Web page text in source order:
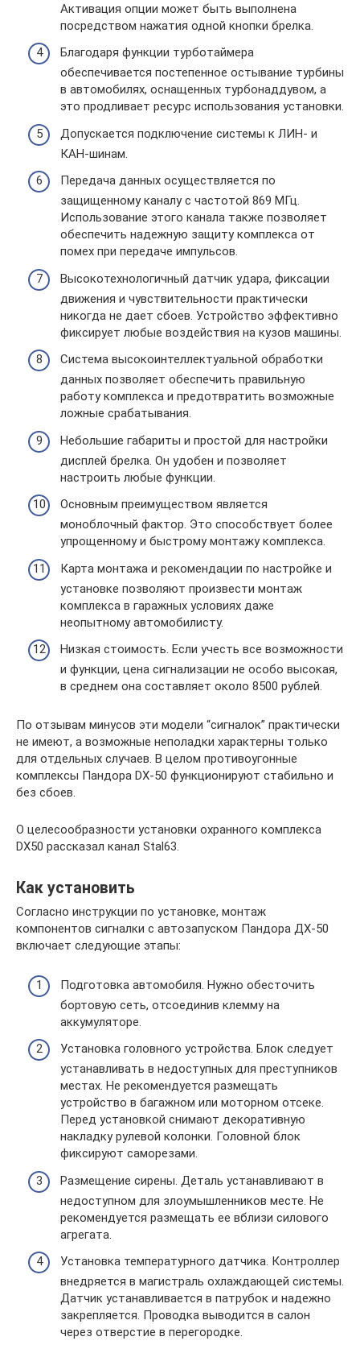
Активация опции может быть выполнена
посредством нажатия одной кнопки брелка.
Благодаря функции турботаймера
обеспечивается постепенное остывание турбины
в автомобилях, оснащенных турбонаддувом, а
это продливает ресурс использования установки.
Допускается подключение системы к ЛИН- и
КАН-шинам.
Передача данных осуществляется по
защищенному каналу с частотой 869 МГц.
Использование этого канала также позволяет
обеспечить надежную защиту комплекса от
помех при передаче импульсов.
Высокотехнологичный датчик удара, фиксации
движения и чувствительности практически
никогда не дает сбоев. Устройство эффективно
фиксирует любые воздействия на кузов машины.
Система высокоинтеллектуальной обработки
данных позволяет обеспечить правильную
работу комплекса и предотвратить возможные
ложные срабатывания.
Небольшие габариты и простой для настройки
дисплей брелка. Он удобен и позволяет
настроить любые функции.
Основным преимуществом является
моноблочный фактор. Это способствует более
упрощенному и быстрому монтажу комплекса.
Карта монтажа и рекомендации по настройке и
установке позволяют произвести монтаж
комплекса в гаражных условиях даже
неопытному автомобилисту.
Низкая стоимость. Если учесть все возможности
и функции, цена сигнализации не особо высокая,
в среднем она составляет около 8500 рублей.
По отзывам минусов эти модели “сигналок” практически
не имеют, а возможные неполадки характерны только
для отдельных случаев. В целом противоугонные
комплексы Пандора DX-50 функционируют стабильно и
без сбоев.
О целесообразности установки охранного комплекса
DX50 рассказал канал Stal63.
Как установить
Согласно инструкции по установке, монтаж
компонентов сигналки с автозапуском Пандора ДХ-50
включает следующие этапы:
Подготовка автомобиля. Нужно обесточить
бортовую сеть, отсоединив клемму на
аккумуляторе.
Установка головного устройства. Блок следует
устанавливать в недоступных для преступников
местах. Не рекомендуется размещать
устройство в багажном или моторном отсеке.
Перед установкой снимают декоративную
накладку рулевой колонки. Головной блок
фиксируют саморезами.
Размещение сирены. Деталь устанавливают в
недоступном для злоумышленников месте. Не
рекомендуется размещать ее вблизи силового
агрегата.
Установка температурного датчика. Контроллер
внедряется в магистраль охлаждающей системы.
Датчик устанавливается в патрубок и надежно
закрепляется. Проводка выводится в салон
через отверстие в перегородке.